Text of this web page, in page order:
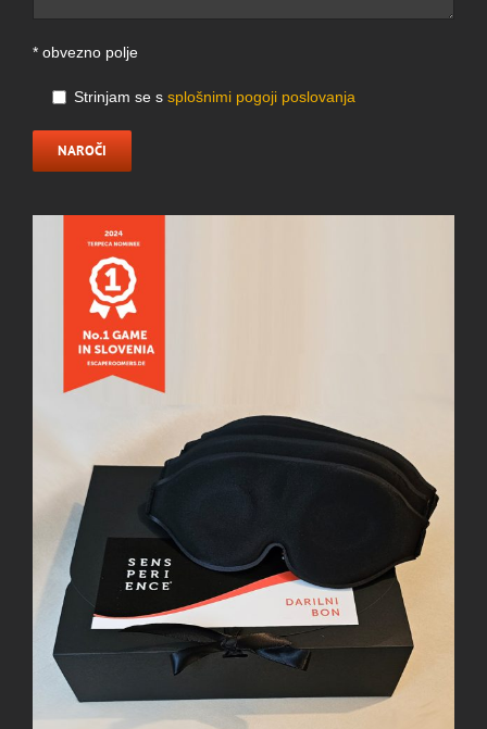
* obvezno polje
Strinjam se s splošnimi pogoji poslovanja